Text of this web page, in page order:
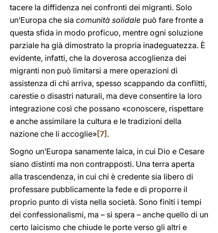
tacere la diffidenza nei confronti dei migranti. Solo
un’Europa che sia comunità solidale può fare fronte a
questa sfida in modo proficuo, mentre ogni soluzione
parziale ha già dimostrato la propria inadeguatezza. È
evidente, infatti, che la doverosa accoglienza dei
migranti non può limitarsi a mere operazioni di
assistenza di chi arriva, spesso scappando da conflitti,
carestie o disastri naturali, ma deve consentire la loro
integrazione così che possano «conoscere, rispettare
e anche assimilare la cultura e le tradizioni della
nazione che li accoglie»[7] .
Sogno un’Europa sanamente laica, in cui Dio e Cesare
siano distinti ma non contrapposti. Una terra aperta
alla trascendenza, in cui chi è credente sia libero di
professare pubblicamente la fede e di proporre il
proprio punto di vista nella società. Sono finiti i tempi
dei confessionalismi, ma – si spera – anche quello di un
certo laicismo che chiude le porte verso gli altri e